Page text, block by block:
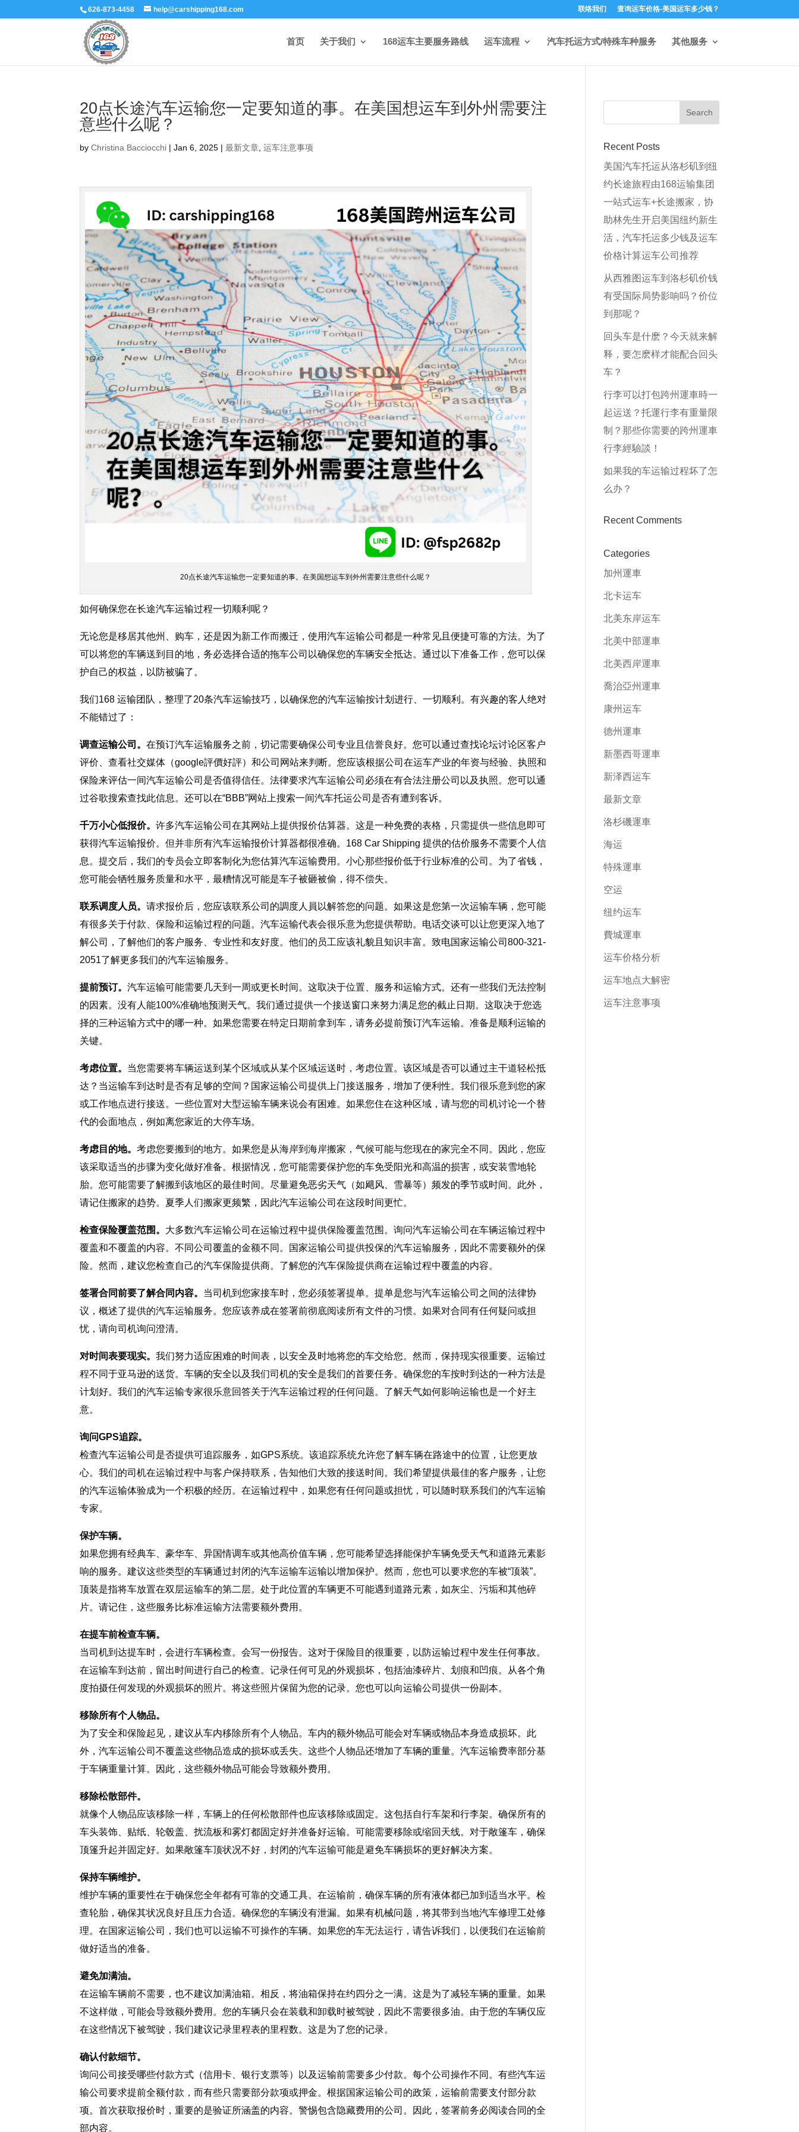
626-873-4458 help@carshipping168.com 联络我们 查询运车价格-美国运车多少钱？
首页 关于我们 168运车主要服务路线 运车流程 汽车托运方式/特殊车种服务 其他服务
20点长途汽车运输您一定要知道的事。在美国想运车到外州需要注
意些什么呢？
byChristina Bacciocchi |Jan 6, 2025 |最新文章 ,运车注意事项
20点长途汽车运输您一定要知道的事。在美国想运车到外州需要注意些什么呢？
如何确保您在长途汽车运输过程一切顺利呢？
无论您是移居其他州、购车，还是因为新工作而搬迁，使用汽车运输公司都是一种常见且便捷可靠的方法。为了
可以将您的车辆送到目的地，务必选择合适的拖车公司以确保您的车辆安全抵达。通过以下准备工作，您可以保
护自己的权益，以防被骗了。
我们168 运输团队，整理了20条汽车运输技巧，以确保您的汽车运输按计划进行、一切顺利。有兴趣的客人绝对
不能错过了：
调查运输公司。在预订汽车运输服务之前，切记需要确保公司专业且信誉良好。您可以通过查找论坛讨论区客户
评价、查看社交媒体（google評價好評）和公司网站来判断。您应该根据公司在运车产业的年资与经验、执照和
保险来评估一间汽车运输公司是否值得信任。法律要求汽车运输公司必须在有合法注册公司以及执照。您可以通
过谷歌搜索查找此信息。还可以在“BBB”网站上搜索一间汽车托运公司是否有遭到客诉。
千万小心低报价。许多汽车运输公司在其网站上提供报价估算器。这是一种免费的表格，只需提供一些信息即可
获得汽车运输报价。但并非所有汽车运输报价计算器都很准确。168 Car Shipping 提供的估价服务不需要个人信
息。提交后，我们的专员会立即客制化为您估算汽车运输费用。小心那些报价低于行业标准的公司。为了省钱，
您可能会牺牲服务质量和水平，最糟情况可能是车子被砸被偷，得不偿失。
联系调度人员。请求报价后，您应该联系公司的調度人員以解答您的问题。如果这是您第一次运输车辆，您可能
有很多关于付款、保险和运输过程的问题。汽车运输代表会很乐意为您提供帮助。电话交谈可以让您更深入地了
解公司，了解他们的客户服务、专业性和友好度。他们的员工应该礼貌且知识丰富。致电国家运输公司800-321-
2051了解更多我们的汽车运输服务。
提前预订。汽车运输可能需要几天到一周或更长时间。这取决于位置、服务和运输方式。还有一些我们无法控制
的因素。没有人能100%准确地预测天气。我们通过提供一个接送窗口来努力满足您的截止日期。这取决于您选
择的三种运输方式中的哪一种。如果您需要在特定日期前拿到车，请务必提前预订汽车运输。准备是顺利运输的
关键。
考虑位置。 当您需要将车辆运送到某个区域或从某个区域运送时，考虑位置。该区域是否可以通过主干道轻松抵
达？当运输车到达时是否有足够的空间？国家运输公司提供上门接送服务，增加了便利性。我们很乐意到您的家
或工作地点进行接送。一些位置对大型运输车辆来说会有困难。如果您住在这种区域，请与您的司机讨论一个替
代的会面地点，例如离您家近的大停车场。
考虑目的地。考虑您要搬到的地方。如果您是从海岸到海岸搬家，气候可能与您现在的家完全不同。因此，您应
该采取适当的步骤为变化做好准备。根据情况，您可能需要保护您的车免受阳光和高温的损害，或安装雪地轮
胎。您可能需要了解搬到该地区的最佳时间。尽量避免恶劣天气（如飓风、雪暴等）频发的季节或时间。此外，
请记住搬家的趋势。夏季人们搬家更频繁，因此汽车运输公司在这段时间更忙。
检查保险覆盖范围。 大多数汽车运输公司在运输过程中提供保险覆盖范围。询问汽车运输公司在车辆运输过程中
覆盖和不覆盖的内容。不同公司覆盖的金额不同。国家运输公司提供投保的汽车运输服务，因此不需要额外的保
险。然而，建议您检查自己的汽车保险提供商。了解您的汽车保险提供商在运输过程中覆盖的内容。
签署合同前要了解合同内容。 当司机到您家接车时，您必须签署提单。提单是您与汽车运输公司之间的法律协
议，概述了提供的汽车运输服务。您应该养成在签署前彻底阅读所有文件的习惯。如果对合同有任何疑问或担
忧，请向司机询问澄清。
对时间表要现实。我们努力适应困难的时间表，以安全及时地将您的车交给您。然而，保持现实很重要。运输过
程不同于亚马逊的送货。车辆的安全以及我们司机的安全是我们的首要任务。确保您的车按时到达的一种方法是
计划好。我们的汽车运输专家很乐意回答关于汽车运输过程的任何问题。了解天气如何影响运输也是一个好主
意。
询问GPS追踪。
检查汽车运输公司是否提供可追踪服务，如GPS系统。该追踪系统允许您了解车辆在路途中的位置，让您更放
心。我们的司机在运输过程中与客户保持联系，告知他们大致的接送时间。我们希望提供最佳的客户服务，让您
的汽车运输体验成为一个积极的经历。在运输过程中，如果您有任何问题或担忧，可以随时联系我们的汽车运输
专家。
保护车辆。
如果您拥有经典车、豪华车、异国情调车或其他高价值车辆，您可能希望选择能保护车辆免受天气和道路元素影
响的服务。建议这些类型的车辆通过封闭的汽车运输车运输以增加保护。然而，您也可以要求您的车被“顶装”。
顶装是指将车放置在双层运输车的第二层。处于此位置的车辆更不可能遇到道路元素，如灰尘、污垢和其他碎
片。请记住，这些服务比标准运输方法需要额外费用。
在提车前检查车辆。
当司机到达提车时，会进行车辆检查。会写一份报告。这对于保险目的很重要，以防运输过程中发生任何事故。
在运输车到达前，留出时间进行自己的检查。记录任何可见的外观损坏，包括油漆碎片、划痕和凹痕。从各个角
度拍摄任何发现的外观损坏的照片。将这些照片保留为您的记录。您也可以向运输公司提供一份副本。
移除所有个人物品。
为了安全和保险起见，建议从车内移除所有个人物品。车内的额外物品可能会对车辆或物品本身造成损坏。此
外，汽车运输公司不覆盖这些物品造成的损坏或丢失。这些个人物品还增加了车辆的重量。汽车运输费率部分基
于车辆重量计算。因此，这些额外物品可能会导致额外费用。
移除松散部件。
就像个人物品应该移除一样，车辆上的任何松散部件也应该移除或固定。这包括自行车架和行李架。确保所有的
车头装饰、贴纸、轮毂盖、扰流板和雾灯都固定好并准备好运输。可能需要移除或缩回天线。对于敞篷车，确保
顶篷升起并固定好。如果敞篷车顶状况不好，封闭的汽车运输可能是避免车辆损坏的更好解决方案。
保持车辆维护。
维护车辆的重要性在于确保您全年都有可靠的交通工具。在运输前，确保车辆的所有液体都已加到适当水平。检
查轮胎，确保其状况良好且压力合适。确保您的车辆没有泄漏。如果有机械问题，将其带到当地汽车修理工处修
理。在国家运输公司，我们也可以运输不可操作的车辆。如果您的车无法运行，请告诉我们，以便我们在运输前
做好适当的准备。
避免加满油。
在运输车辆前不需要，也不建议加满油箱。相反，将油箱保持在约四分之一满。这是为了减轻车辆的重量。如果
不这样做，可能会导致额外费用。您的车辆只会在装载和卸载时被驾驶，因此不需要很多油。由于您的车辆仅应
在这些情况下被驾驶，我们建议记录里程表的里程数。这是为了您的记录。
确认付款细节。
询问公司接受哪些付款方式（信用卡、银行支票等）以及运输前需要多少付款。每个公司操作不同。有些汽车运
输公司要求提前全额付款，而有些只需要部分款项或押金。根据国家运输公司的政策，运输前需要支付部分款
项。首次获取报价时，重要的是验证所涵盖的内容。警惕包含隐藏费用的公司。因此，签署前务必阅读合同的全
部内容。
Recent Posts
美国汽车托运从洛杉矶到纽
约长途旅程由168运输集团
一站式运车+长途搬家，协
助林先生开启美国纽约新生
活，汽车托运多少钱及运车
价格计算运车公司推荐
从西雅图运车到洛杉矶价钱
有受国际局势影响吗？价位
到那呢？
回头车是什麽？今天就来解
释，要怎麽样才能配合回头
车？
行李可以打包跨州運車時一
起运送？托運行李有重量限
制？那些你需要的跨州運車
行李經驗談！
如果我的车运输过程坏了怎
么办？
Recent Comments
Categories
加州運車
北卡运车
北美东岸运车
北美中部運車
北美西岸運車
喬治亞州運車
康州运车
德州運車
新墨西哥運車
新泽西运车
最新文章
洛杉磯運車
海运
特殊運車
空运
纽约运车
費城運車
运车价格分析
运车地点大解密
运车注意事项